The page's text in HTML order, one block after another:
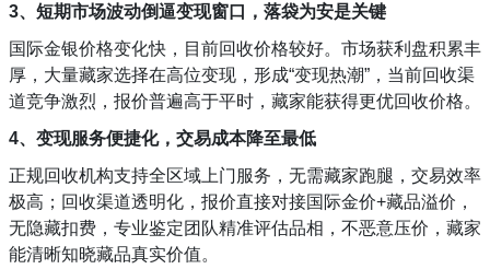
3、短期市场波动倒逼变现窗口，落袋为安是关键
国际金银价格变化快，目前回收价格较好。市场获利盘积累丰
厚，大量藏家选择在高位变现，形成“变现热潮”，当前回收渠
道竞争激烈，报价普遍高于平时，藏家能获得更优回收价格。
4、变现服务便捷化，交易成本降至最低
正规回收机构支持全区域上门服务，无需藏家跑腿，交易效率
极高；回收渠道透明化，报价直接对接国际金价+藏品溢价，
无隐藏扣费，专业鉴定团队精准评估品相，不恶意压价，藏家
能清晰知晓藏品真实价值。